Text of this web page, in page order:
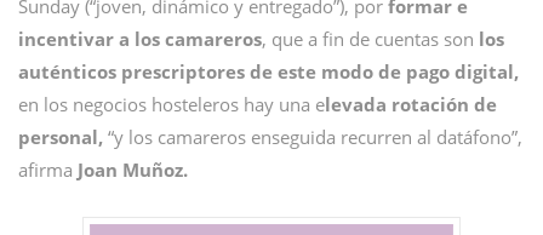
Sunday (“joven, dinámico y entregado”), por formar e
incentivar a los camareros, que a fin de cuentas son los
auténticos prescriptores de este modo de pago digital,
en los negocios hosteleros hay una elevada rotación de
personal, “y los camareros enseguida recurren al datáfono”,
afirma Joan Muñoz.